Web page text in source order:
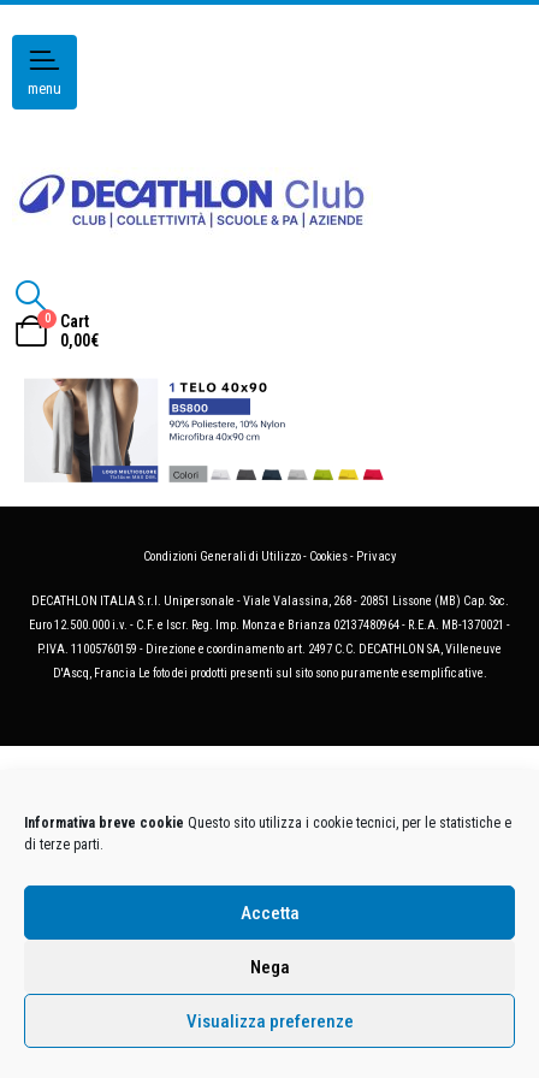
Informativa breve cookie Questo sito utilizza i cookie tecnici, per le statistiche e
di terze parti.
Accetta
Nega
Visualizza preferenze
menu
0
Cart
0,00€
Condizioni Generali di Utilizzo- Cookies- Privacy
DECATHLON ITALIA S.r.l. Unipersonale - Viale Valassina, 268 - 20851 Lissone (MB) Cap. Soc.
Euro 12.500.000 i.v. - C.F. e Iscr. Reg. Imp. Monza e Brianza 02137480964 - R.E.A. MB-1370021 -
P.IVA. 11005760159 - Direzione e coordinamento art. 2497 C.C. DECATHLON SA, Villeneuve
D'Ascq, Francia Le foto dei prodotti presenti sul sito sono puramente esemplificative.